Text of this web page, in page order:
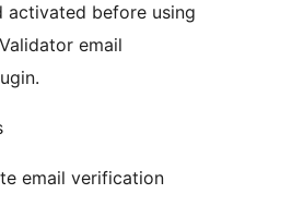
activated before using
email
email verification